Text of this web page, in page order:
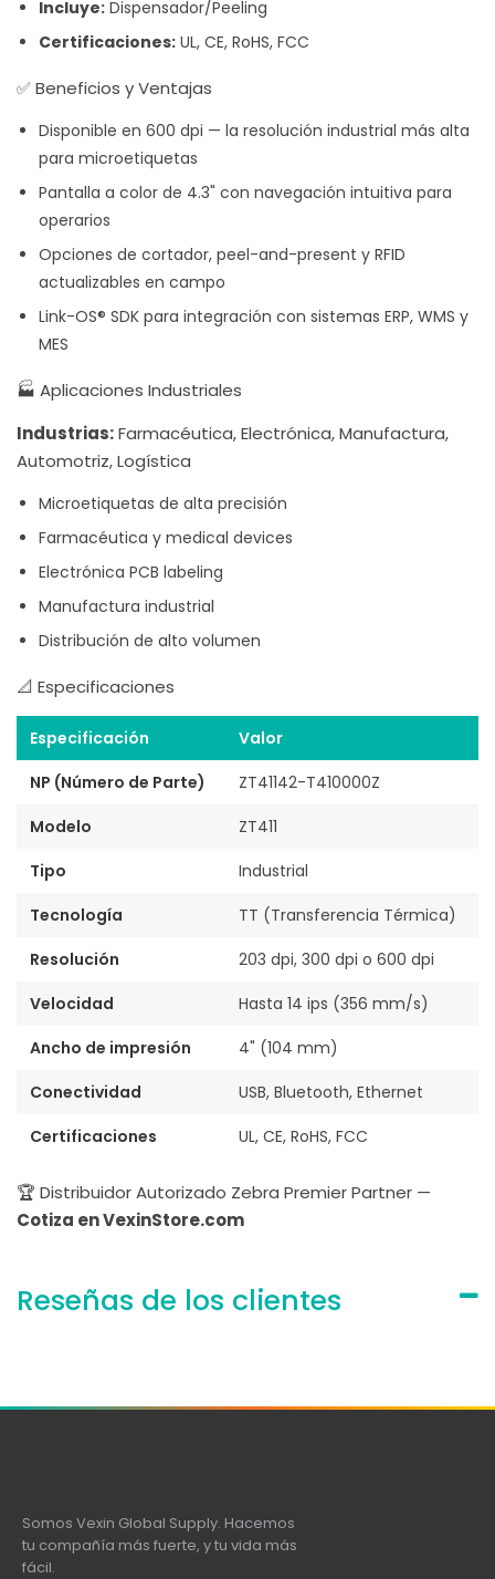
Incluye: Dispensador/Peeling
Certificaciones: UL, CE, RoHS, FCC
✅ Beneficios y Ventajas
Disponible en 600 dpi — la resolución industrial más alta
para microetiquetas
Pantalla a color de 4.3" con navegación intuitiva para
operarios
Opciones de cortador, peel-and-present y RFID
actualizables en campo
Link-OS® SDK para integración con sistemas ERP, WMS y
MES
🏭 Aplicaciones Industriales
Industrias:Farmacéutica, Electrónica, Manufactura,
Automotriz, Logística
Microetiquetas de alta precisión
Farmacéutica y medical devices
Electrónica PCB labeling
Manufactura industrial
Distribución de alto volumen
📐 Especificaciones
Especificación
Valor
NP (Número de Parte)
ZT41142-T410000Z
Modelo
ZT411
Tipo
Industrial
Tecnología
TT (Transferencia Térmica)
Resolución
203 dpi, 300 dpi o 600 dpi
Velocidad
Hasta 14 ips (356 mm/s)
Ancho de impresión
4" (104 mm)
Conectividad
USB, Bluetooth, Ethernet
Certificaciones
UL, CE, RoHS, FCC
🏆 Distribuidor Autorizado Zebra Premier Partner —
Cotiza en VexinStore.com
Reseñas de los clientes
Somos Vexin Global Supply. Hacemos
tu compañía más fuerte, y tu vida más
fácil.